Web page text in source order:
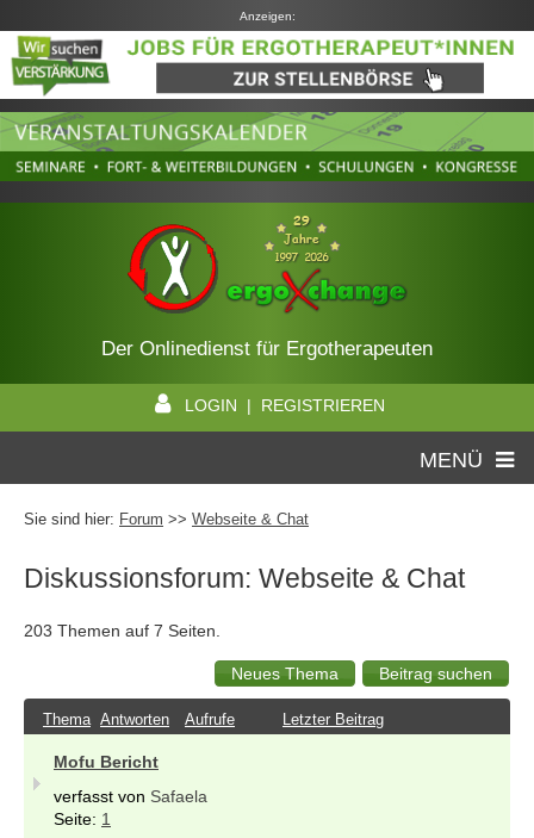
Anzeigen:
Der Onlinedienst für Ergotherapeuten
LOGIN | REGISTRIEREN
MENÜ
Sie sind hier: Forum >> Webseite & Chat
Diskussionsforum: Webseite & Chat
203 Themen auf 7 Seiten.
Thema Antworten Aufrufe Letzter Beitrag
Mofu Bericht
verfasst von Safaela
Seite: 1